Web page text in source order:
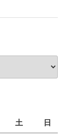
土 日